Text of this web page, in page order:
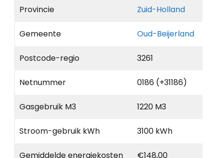
Provincie Zuid-Holland
Gemeente Oud-Beijerland
Postcode-regio 3261
Netnummer 0186 (+31186)
Gasgebruik M3 1220 M3
Stroom-gebruik kWh 3100 kWh
Gemiddelde energiekosten €148,00